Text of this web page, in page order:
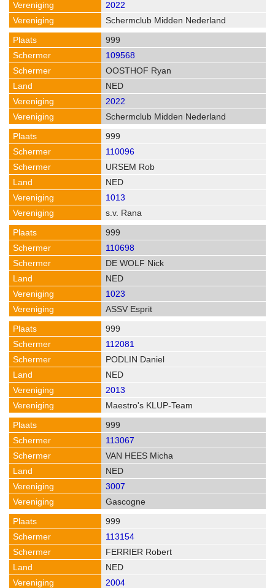
2022
Schermclub Midden Nederland
999
109568
OOSTHOF Ryan
NED
2022
Schermclub Midden Nederland
999
110096
URSEM Rob
NED
1013
s.v. Rana
999
110698
DE WOLF Nick
NED
1023
ASSV Esprit
999
112081
PODLIN Daniel
NED
2013
Maestro's KLUP-Team
999
113067
VAN HEES Micha
NED
3007
Gascogne
999
113154
FERRIER Robert
NED
2004